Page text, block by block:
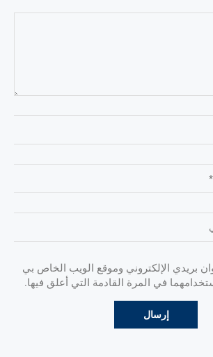
بريدي الإلكتروني وموقع الويب الخاص بي
في المرة القادمة التي أعلق فيها.